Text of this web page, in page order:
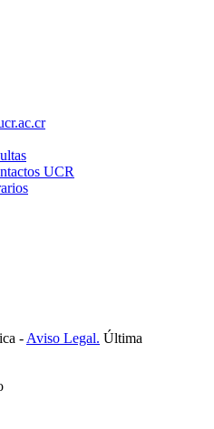
UCR
- Aviso Legal. Última